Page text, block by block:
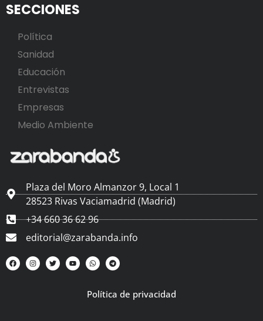
SECCIONES
Política
Sanidad
Educación
Entrevistas
Empresas
Medio Ambiente
Plaza del Moro Almanzor 9, Local 1
28523 Rivas Vaciamadrid (Madrid)
+34 660 36 62 96
editorial@zarabanda.info
Política de privacidad